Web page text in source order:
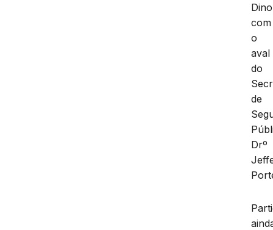
Dino
com
o
aval
do
de
Drº